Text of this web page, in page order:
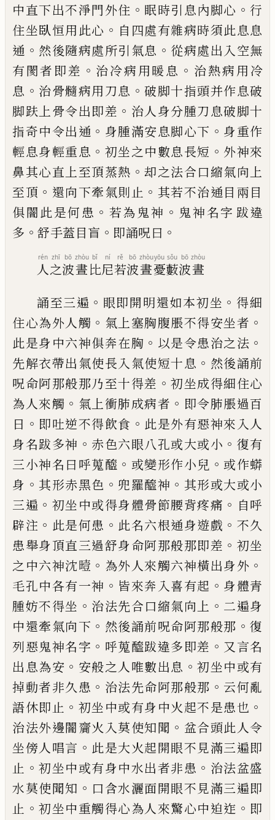
中直下出不淨門外住 。 眠時引息內脚心 。 行
住坐臥恒用此心 。 自四處有雜病時須此息息
通 。 然後隨病處所引氣息 。 從病處出入空無
有閡者即差 。 治冷病用暖息 。 治熱病用冷
息 。 治骨髓病用刀息 。 破脚十指頭并作息破
脚趺上骨令出即差 。 治人身分腫刀息破脚十
指奇中令出通 。 身腫滿安息脚心下 。 身重作
輕息身輕重息 。 初坐之中數息長短 。 外神來
鼻其心直上至頂蒸熱 。 却之法合口縮氣向上
至頂 。 還向下牽氣則止 。 其若不治通目兩目
俱闇此是何患 。 若為鬼神 。 鬼神名字 跋違
多 。 舒手蓋目盲 。 即誦呪曰 。
人
rén
之
zhī
波
bō
晝
zhòu
比
bǐ
尼
ní
若
rě
波
bō
晝
zhòu
憂
yōu
藪
sǒu
波
bō
晝
zhòu
誦至三遍 。 眼即開明還如本初坐 。 得細
住心為外人觸 。 氣上塞胸腹脹不得安坐者 。
此是身中六神俱奔在胸 。 以是令患治之法 。
先解衣帶出氣使長入氣使短十息 。 然後誦前
呪命阿那般那乃至十得差 。 初坐成得細住心
為人來觸 。 氣上衝肺成病者 。 即令肺脹過百
日 。 即吐逆不得飲食 。 此是外有惡神來入人
身名跋多神 。 赤色六眼八孔或大或小 。 復有
三小神名曰呼蒐醯 。 或變形作小兒 。 或作蟒
身 。 其形赤黑色 。 兜羅醯神 。 其形或大或小
三遍 。 初坐中或得身體骨節腰背疼痛 。 自呼
辟注 。 此是何患 。 此名六根通身遊戲 。 不久
患舉身頂直三過舒身命阿那般那即差 。 初坐
之中六神沈曀 。 為外人來觸六神橫出身外 。
毛孔中各有一神 。 皆來奔入喜有起 。 身體青
腫妨不得坐 。 治法先合口縮氣向 上 。 二遍身
中還牽氣向下 。 然後誦前呪命阿那般那 。 復
列惡鬼神名字 。 呼蒐醯跋違多即差 。 又言名
出息為安 。 安般之人唯數出息 。 初坐中或有
掉動者非久患 。 治法先命阿那般那 。 云何亂
語休即止 。 初坐中或有身中火起不是患也 。
治法外邊闇齎火入莫使知聞 。 盆合頭此人令
坐傍人唱言 。 此是大火起開眼不見滿三遍即
止 。 初坐中或有身中水出者非患 。 治法盆盛
水莫使聞知 。 口含水灑面開眼不見滿三遍即
止 。 初坐中重觸得心為人來驚心中迫迮 。 即